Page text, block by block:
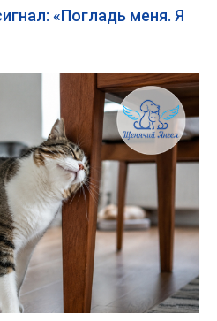
«Погладь меня. Я